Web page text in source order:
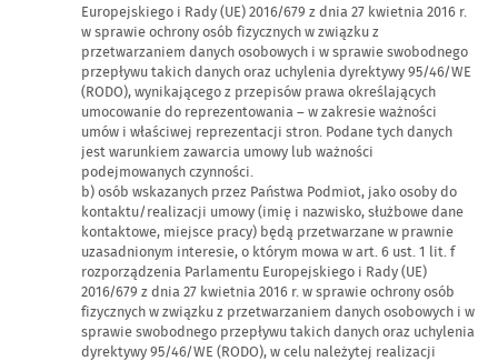
Europejskiego i Rady (UE) 2016/679 z dnia 27 kwietnia 2016 r.
w sprawie ochrony osób fizycznych w związku z
przetwarzaniem danych osobowych i w sprawie swobodnego
przepływu takich danych oraz uchylenia dyrektywy 95/46/WE
(RODO), wynikającego z przepisów prawa określających
umocowanie do reprezentowania – w zakresie ważności
umów i właściwej reprezentacji stron. Podane tych danych
jest warunkiem zawarcia umowy lub ważności
podejmowanych czynności.
b) osób wskazanych przez Państwa Podmiot, jako osoby do
kontaktu/realizacji umowy (imię i nazwisko, służbowe dane
kontaktowe, miejsce pracy) będą przetwarzane w prawnie
uzasadnionym interesie, o którym mowa w art. 6 ust. 1 lit. f
rozporządzenia Parlamentu Europejskiego i Rady (UE)
2016/679 z dnia 27 kwietnia 2016 r. w sprawie ochrony osób
fizycznych w związku z przetwarzaniem danych osobowych i w
sprawie swobodnego przepływu takich danych oraz uchylenia
dyrektywy 95/46/WE (RODO), w celu należytej realizacji